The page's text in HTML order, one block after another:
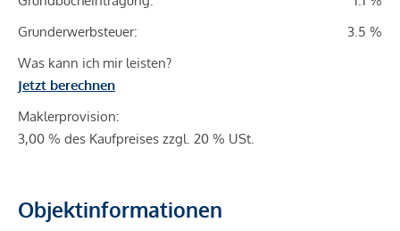
Grunderwerbsteuer:
3.5 %
Was kann ich mir leisten?
Jetzt berechnen
Maklerprovision:
3,00 % des Kaufpreises zzgl. 20 % USt.
Objektinformationen